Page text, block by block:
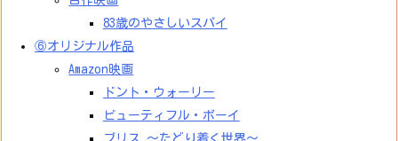
83歳のやさしいスパイ
⑥オリジナル作品
Amazon映画
ドント・ウォーリー
ビューティフル・ボーイ